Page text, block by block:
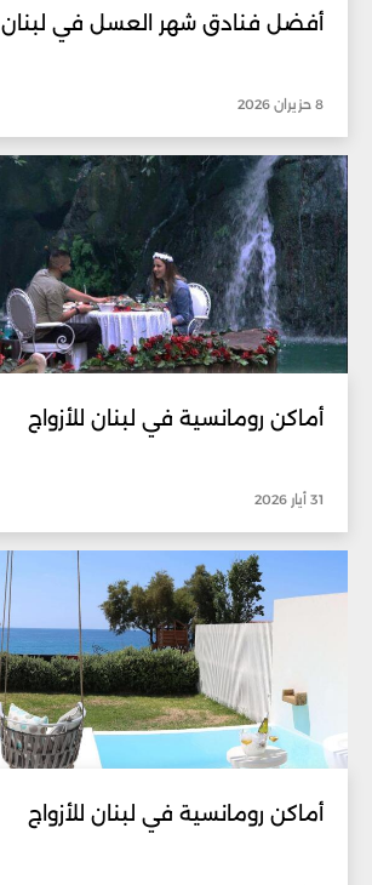
أفضل فنادق شهر العسل في لبنان
8 حزيران 2026
أماكن رومانسية في لبنان للأزواج
31 أيار 2026
أماكن رومانسية في لبنان للأزواج